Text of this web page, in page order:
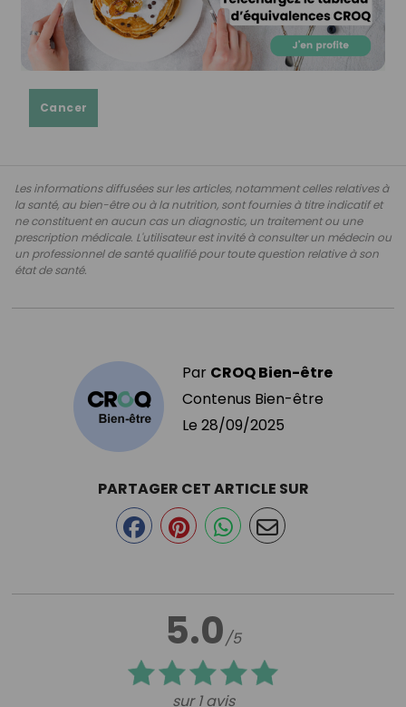
Cancer
Les informations diffusées sur les articles, notamment celles relatives à
la santé, au bien-être ou à la nutrition, sont fournies à titre indicatif et
ne constituent en aucun cas un diagnostic, un traitement ou une
prescription médicale. L'utilisateur est invité à consulter un médecin ou
un professionnel de santé qualifié pour toute question relative à son
état de santé.
Par CROQ Bien-être
Contenus Bien-être
Le 28/09/2025
5.0/5
sur 1 avis
PARTAGER CET ARTICLE SUR